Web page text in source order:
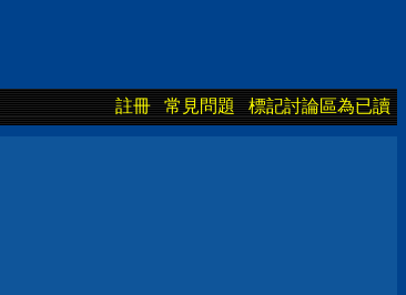
註冊 常見問題 標記討論區為已讀